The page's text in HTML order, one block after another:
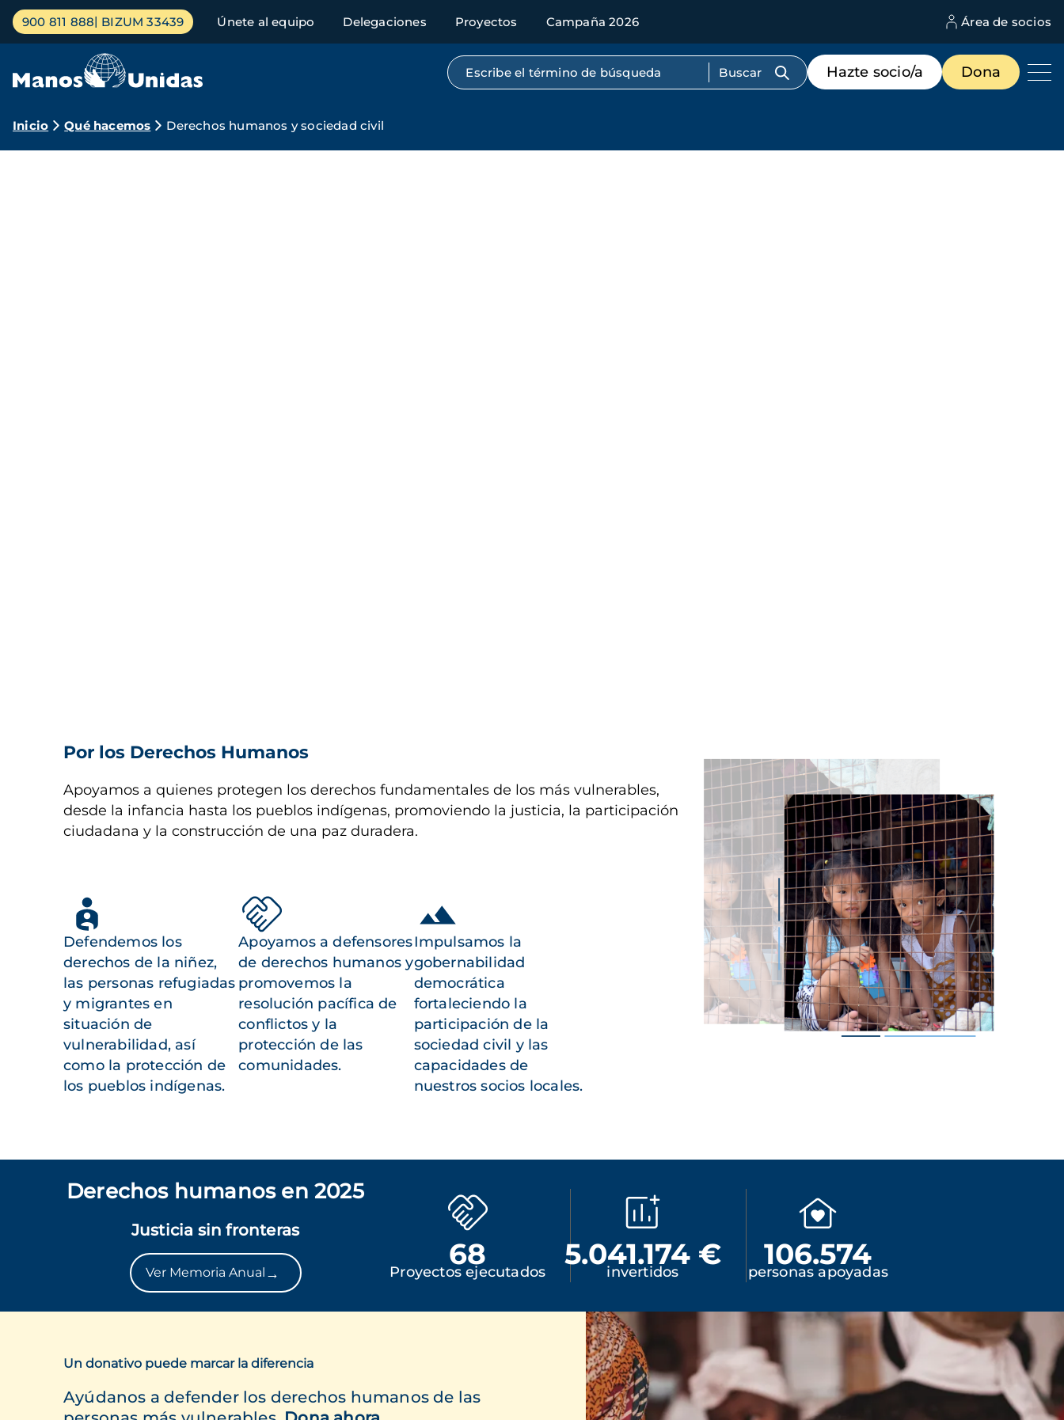
Pasar
contenido
Menú
principal
900 811 888 BIZUM 33439 Únete al equipo Delegaciones Proyectos Campaña 2026 Área de socios
Búsqueda por texto completo
Menú
de
destacados
Hazte socio/a Dona
Ruta
Inicio Qué hacemos Derechos humanos y sociedad civil
Por los Derechos Humanos
Apoyamos a quienes protegen los derechos fundamentales de los más vulnerables,
desde la infancia hasta los pueblos indígenas, promoviendo la justicia, la participación
ciudadana y la construcción de una paz duradera.
Defendemos los
derechos de la niñez,
las personas refugiadas
y migrantes en
situación de
vulnerabilidad, así
como la protección de
los pueblos indígenas.
Apoyamos a defensores
de derechos humanos y
promovemos la
resolución pacífica de
conflictos y la
protección de las
comunidades.
Impulsamos la
gobernabilidad
democrática
fortaleciendo la
participación de la
sociedad civil y las
capacidades de
nuestros socios locales.
Imagen
Derechos humanos en 2025
Justicia sin fronteras
Ver Memoria Anual →
68
Proyectos ejecutados
5.041.174 €
invertidos
106.574
personas apoyadas
Un donativo puede marcar la diferencia
Ayúdanos a defender los derechos humanos de las